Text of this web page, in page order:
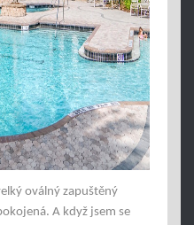
oválný zapuštěný
A když jsem se